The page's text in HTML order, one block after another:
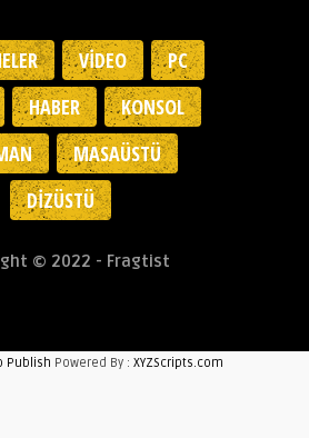
VIDEO
PC
HABER
KONSOL
MASAÜSTÜ
DIZÜSTÜ
© 2022 - Fragtist
Publish Powered By : XYZScripts.com